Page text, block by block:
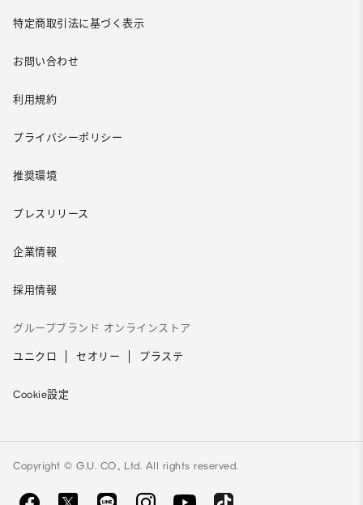
特定商取引法に基づく表示
お問い合わせ
利用規約
プライバシーポリシー
推奨環境
プレスリリース
企業情報
採用情報
グループブランド オンラインストア
ユニクロ セオリー プラステ
Cookie設定
Copyright © G.U. CO., Ltd. All rights reserved.